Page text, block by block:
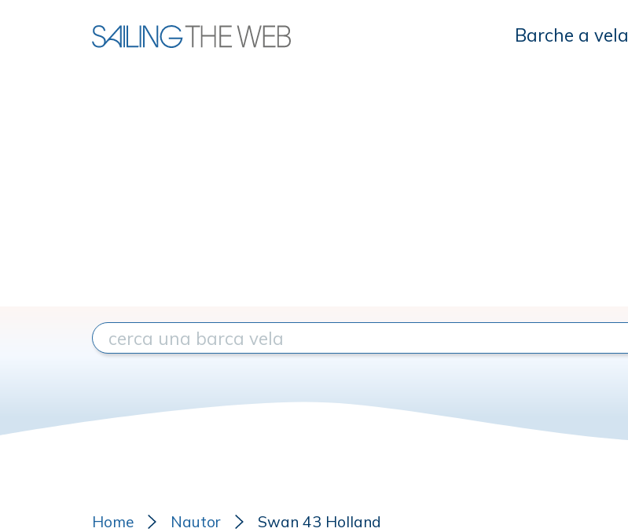
Barche a vela
Home Nautor Swan 43 Holland